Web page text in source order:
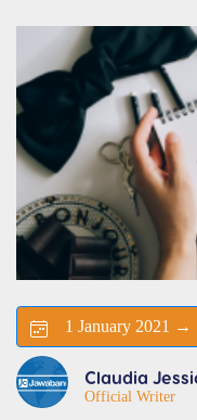
1 January 2021 →
Claudia
Official Writer